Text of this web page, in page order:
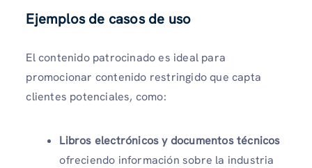
Ejemplos de casos de uso
El contenido patrocinado es ideal para
promocionar contenido restringido que capta
clientes potenciales, como:
Libros electrónicos y documentos técnicos
ofreciendo información sobre la industria